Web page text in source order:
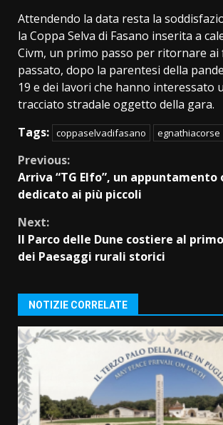
Attendendo la data resta la
la Coppa Selva di Fasano inserita a
Civm, un primo passo per ritornare ai
passato, dopo la parentesi della
19 e dei lavori che hanno interessato
tracciato stradale oggetto della gara.
Tags: coppaselvadifasano egnathiacorse
Continue
Reading
Previous:
Arriva “TG Elfo”, un appuntamento
dedicato ai più piccoli
Next:
Il Parco delle Dune costiere al
dei Paesaggi rurali storici
NOTIZIE CORRELATE